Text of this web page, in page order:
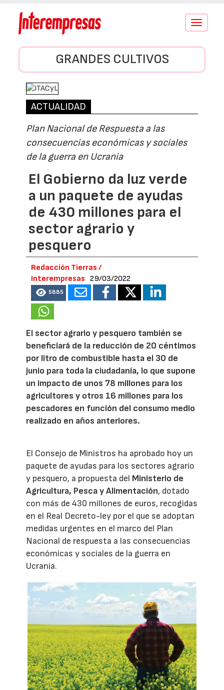
Conmutar
GRANDES CULTIVOS
ACTUALIDAD
Plan Nacional de Respuesta a las
consecuencias económicas y sociales
de la guerra en Ucrania
El Gobierno da luz verde
a un paquete de ayudas
de 430 millones para el
sector agrario y
pesquero
Redacción Tierras /
Interempresas
29/03/2022
5885
El sector agrario y pesquero también se
beneficiará de la reducción de 20 céntimos
por litro de combustible hasta el 30 de
junio para toda la ciudadanía, lo que supone
un impacto de unos 78 millones para los
agricultores y otros 16 millones para los
pescadores en función del consumo medio
realizado en años anteriores.
El Consejo de Ministros ha aprobado hoy un
paquete de ayudas para los sectores agrario
y pesquero, a propuesta del Ministerio de
Agricultura, Pesca y Alimentación, dotado
con más de 430 millones de euros, recogidas
en el Real Decreto-ley por el que se adoptan
medidas urgentes en el marco del Plan
Nacional de respuesta a las consecuencias
económicas y sociales de la guerra en
Ucrania.